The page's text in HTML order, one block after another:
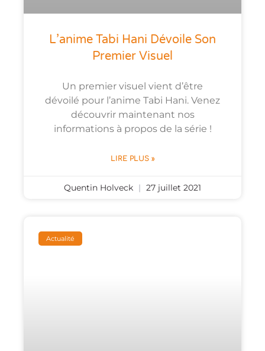
L’anime Tabi Hani Dévoile Son
Premier Visuel
Un premier visuel vient d’être
dévoilé pour l’anime Tabi Hani. Venez
découvrir maintenant nos
informations à propos de la série !
LIRE PLUS »
Quentin Holveck 27 juillet 2021
Actualité